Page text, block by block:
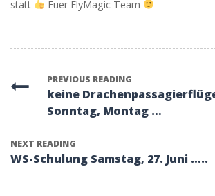
statt
Euer FlyMagic Team
PREVIOUS READING
keine
Sonntag, Montag …
NEXT READING
WS-Schulung Samstag, 27. Juni …..